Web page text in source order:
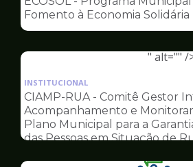
de
Fomento à Economia Solidária
" alt="" /
pagina
de
INSTITUCIONAL
CIAMP-RUA - Comitê Gestor
Acompanhamento e
Plano Municipal para a
das Pessoas em Situação de